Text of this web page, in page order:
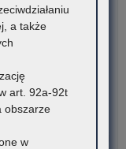
uczniom
zakupu
programu
a także
art. 92a-92t
obszarze
w